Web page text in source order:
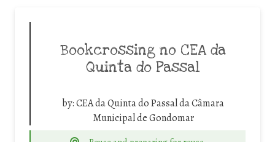
Bookcrossing no CEA da
Quinta do Passal
by:CEA da Quinta do Passal da Câmara
Municipal de Gondomar